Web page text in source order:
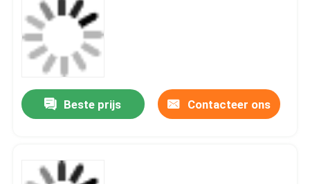
Beste prijs Contacteer ons